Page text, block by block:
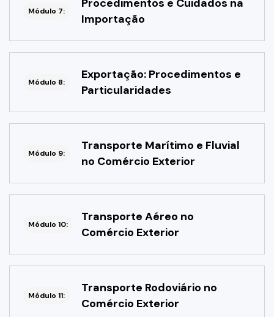
Módulo 7:
Procedimentos e Cuidados na
Importação
Módulo 8:
Exportação: Procedimentos e
Particularidades
Módulo 9:
Transporte Marítimo e Fluvial
no Comércio Exterior
Módulo 10:
Transporte Aéreo no
Comércio Exterior
Módulo 11:
Transporte Rodoviário no
Comércio Exterior